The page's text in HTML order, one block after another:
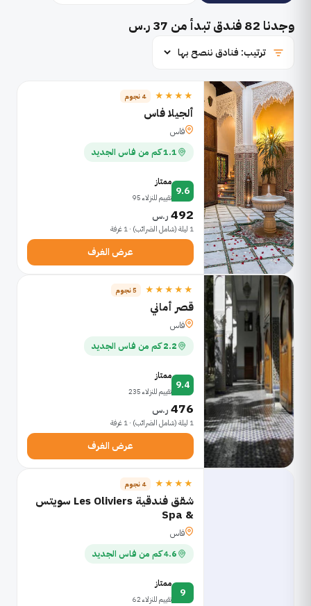
وجدنا 82فندق تبدأ من 37 ر.س
★★★★ 4 نجوم
ألجيلا فاس
فاس
1.1 كم من فاس الجديد
9.6
ممتاز
تقييم للنزلاء 95
492 ر.س
1 ليلة (شامل الضرائب) · 1 غرفة
عرض الغرف
★★★★★ 5 نجوم
قصر أماني
فاس
2.2 كم من فاس الجديد
9.4
ممتاز
تقييم للنزلاء 235
476 ر.س
1 ليلة (شامل الضرائب) · 1 غرفة
عرض الغرف
★★★★ 4 نجوم
شقق فندقية Les Oliviers سويتس
& Spa
فاس
4.6 كم من فاس الجديد
9
ممتاز
تقييم للنزلاء 62